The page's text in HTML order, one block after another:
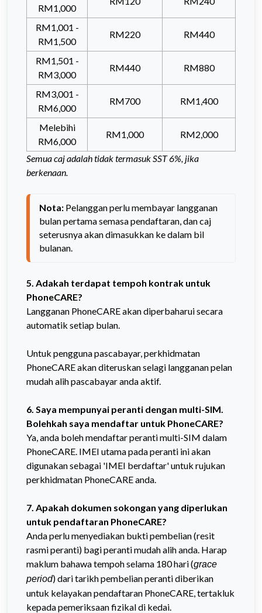
RM1,000
RM1,001 -
RM1,500
RM220 RM440
RM1,501 -
RM3,000
RM440 RM880
RM3,001 -
RM6,000
RM700 RM1,400
Melebihi
RM6,000
RM1,000 RM2,000
Semua caj adalah tidak termasuk SST 6%, jika
berkenaan.
Nota: Pelanggan perlu membayar langganan
bulan pertama semasa pendaftaran, dan caj
seterusnya akan dimasukkan ke dalam bil
bulanan.
5. Adakah terdapat tempoh kontrak untuk
PhoneCARE?
Langganan PhoneCARE akan diperbaharui secara
automatik setiap bulan.
Untuk pengguna pascabayar, perkhidmatan
PhoneCARE akan diteruskan selagi langganan pelan
mudah alih pascabayar anda aktif.
6. Saya mempunyai peranti dengan multi-SIM.
Bolehkah saya mendaftar untuk PhoneCARE?
Ya, anda boleh mendaftar peranti multi-SIM dalam
PhoneCARE. IMEI utama pada peranti ini akan
digunakan sebagai 'IMEI berdaftar' untuk rujukan
perkhidmatan PhoneCARE anda.
7. Apakah dokumen sokongan yang diperlukan
untuk pendaftaran PhoneCARE?
Anda perlu menyediakan bukti pembelian (resit
rasmi peranti) bagi peranti mudah alih anda. Harap
maklum bahawa tempoh selama 180 hari (grace
period) dari tarikh pembelian peranti diberikan
untuk kelayakan pendaftaran PhoneCARE, tertakluk
kepada pemeriksaan fizikal di kedai.